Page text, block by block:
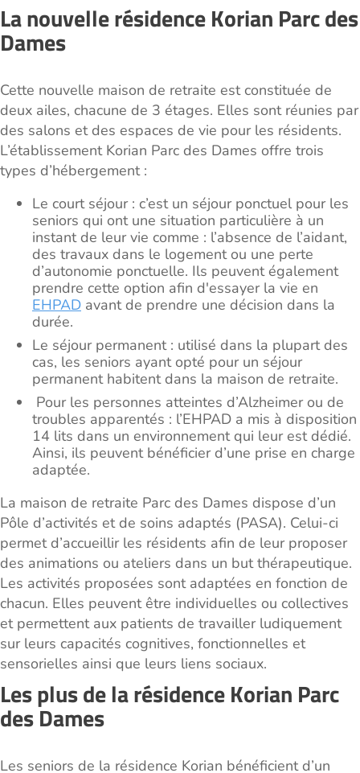
La nouvelle résidence Korian Parc des
Dames
Cette nouvelle maison de retraite est constituée de
deux ailes, chacune de 3 étages. Elles sont réunies par
des salons et des espaces de vie pour les résidents.
L’établissement Korian Parc des Dames offre trois
types d’hébergement :
Le court séjour : c’est un séjour ponctuel pour les
seniors qui ont une situation particulière à un
instant de leur vie comme : l’absence de l’aidant,
des travaux dans le logement ou une perte
d’autonomie ponctuelle. Ils peuvent également
prendre cette option afin d'essayer la vie en
EHPAD avant de prendre une décision dans la
durée.
Le séjour permanent : utilisé dans la plupart des
cas, les seniors ayant opté pour un séjour
permanent habitent dans la maison de retraite.
Pour les personnes atteintes d’Alzheimer ou de
troubles apparentés : l’EHPAD a mis à disposition
14 lits dans un environnement qui leur est dédié.
Ainsi, ils peuvent bénéficier d’une prise en charge
adaptée.
La maison de retraite Parc des Dames dispose d’un
Pôle d’activités et de soins adaptés (PASA). Celui-ci
permet d’accueillir les résidents afin de leur proposer
des animations ou ateliers dans un but thérapeutique.
Les activités proposées sont adaptées en fonction de
chacun. Elles peuvent être individuelles ou collectives
et permettent aux patients de travailler ludiquement
sur leurs capacités cognitives, fonctionnelles et
sensorielles ainsi que leurs liens sociaux.
Les plus de la résidence Korian Parc
des Dames
Les seniors de la résidence Korian bénéficient d’un